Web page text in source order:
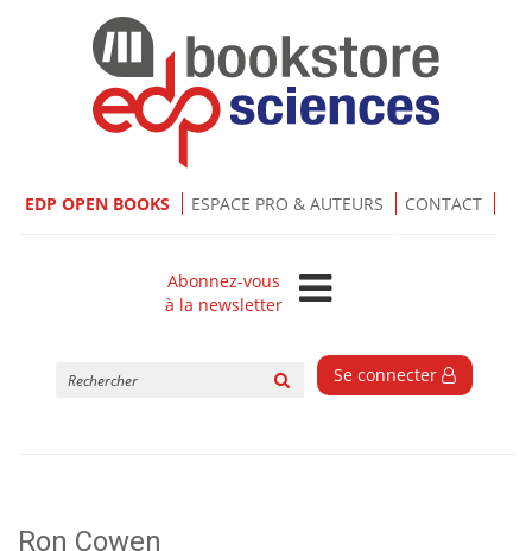
EDP OPEN BOOKS ESPACE PRO & AUTEURS CONTACT
Abonnez-vous
à la newsletter
Se connecter
Ron Cowen